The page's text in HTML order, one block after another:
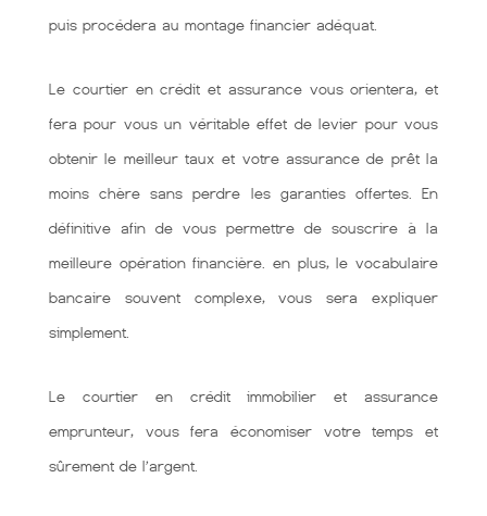
puis procédera au montage financier adéquat.
Le courtier en crédit et assurance vous orientera, et
fera pour vous un véritable effet de levier pour vous
obtenir le meilleur taux et votre assurance de prêt la
moins chère sans perdre les garanties offertes. En
définitive afin de vous permettre de souscrire à la
meilleure opération financière. en plus, le vocabulaire
bancaire souvent complexe, vous sera expliquer
simplement.
Le courtier en crédit immobilier et assurance
emprunteur, vous fera économiser votre temps et
sûrement de l’argent.